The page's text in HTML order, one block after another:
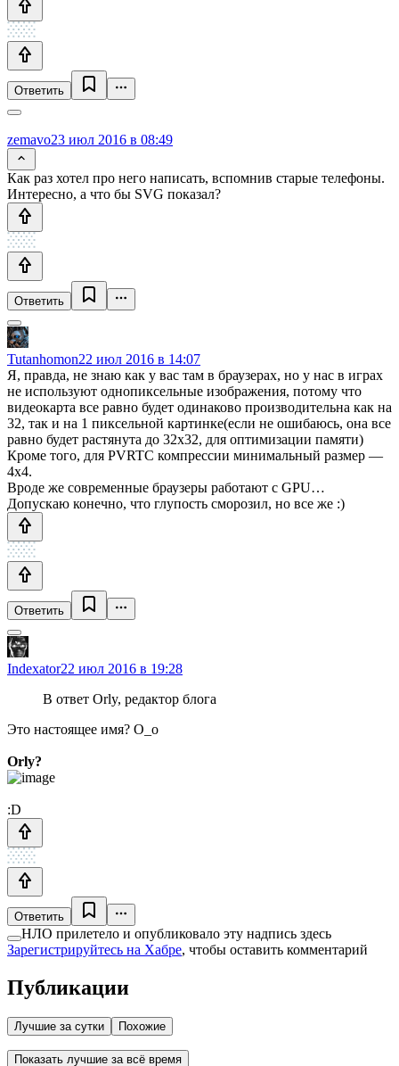
Ответить
zemavo23 июл 2016 в 08:49
Как раз хотел про него написать, вспомнив старые телефоны.
Интересно, а что бы SVG показал?
Ответить
Tutanhomon22 июл 2016 в 14:07
Я, правда, не знаю как у вас там в браузерах, но у нас в играх
не используют однопиксельные изображения, потому что
видеокарта все равно будет одинаково производительна как на
32, так и на 1 пиксельной картинке(если не ошибаюсь, она все
равно будет растянута до 32х32, для оптимизации памяти)
Кроме того, для PVRTC компрессии минимальный размер —
4х4.
Вроде же современные браузеры работают с GPU…
Допускаю конечно, что глупость сморозил, но все же :)
Ответить
Indexator22 июл 2016 в 19:28
В ответ Orly, редактор блога
Это настоящее имя? O_o
Orly?
:D
Ответить
НЛО прилетело и опубликовало эту надпись здесь
Зарегистрируйтесь на Хабре, чтобы оставить комментарий
Публикации
Лучшие за сутки Похожие
Показать лучшие за всё время